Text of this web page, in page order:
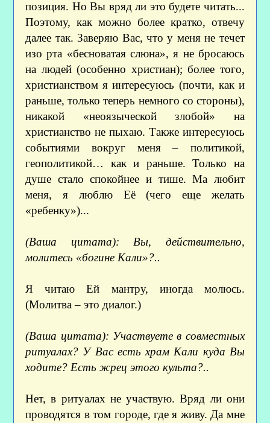
позиция. Но Вы вряд ли это будете читать...
Поэтому, как можно более кратко, отвечу
далее так. Заверяю Вас, что у меня не течет
изо рта «бесноватая слюна», я не бросаюсь
на людей (особенно христиан); более того,
христианством я интересуюсь (почти, как и
раньше, только теперь немного со стороны),
никакой «неоязыческой злобой» на
христианство не пыхаю. Также интересуюсь
событиями вокруг меня – политикой,
геополитикой… как и раньше. Только на
душе стало спокойнее и тише. Ма любит
меня, я люблю Её (чего еще желать
«ребенку»)...
(Ваша цитата): Вы, действительно,
молитесь «богине Кали»?..
Я читаю Ей мантру, иногда молюсь.
(Молитва – это диалог.)
(Ваша цитата): Участвуете в совместных
ритуалах? У Вас есть храм Кали куда Вы
ходите? Есть жрец этого культа?..
Нет, в ритуалах не участвую. Вряд ли они
проводятся в том городе, где я живу. Да мне